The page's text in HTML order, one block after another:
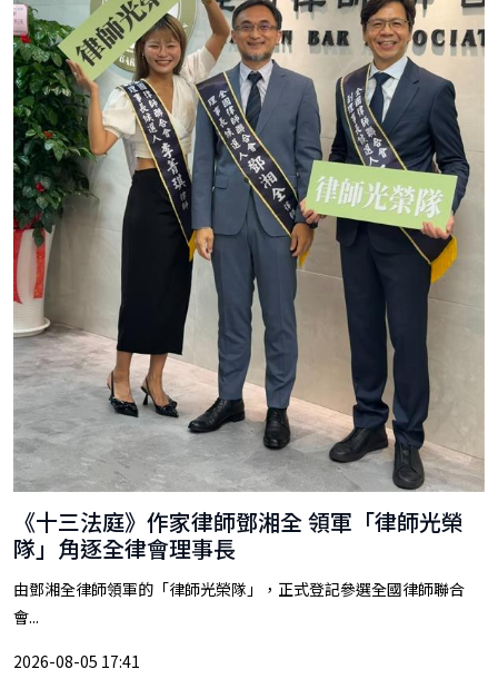
《十三法庭》作家律師鄧湘全 領軍「律師光榮
隊」角逐全律會理事長
由鄧湘全律師領軍的「律師光榮隊」，正式登記參選全國律師聯合
會...
2026-08-05 17:41